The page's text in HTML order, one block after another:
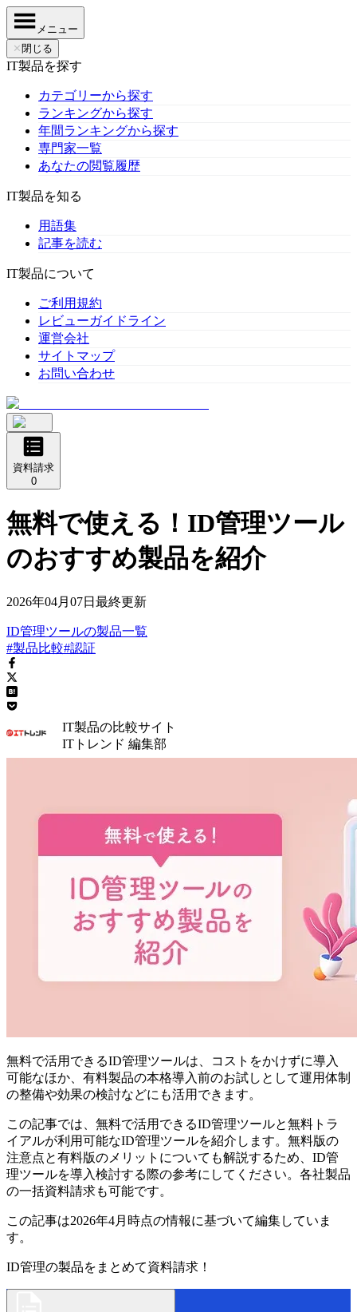
メニュー
✕ 閉じる
IT製品を探す
カテゴリーから探す
ランキングから探す
年間ランキングから探す
専門家一覧
あなたの閲覧履歴
IT製品を知る
用語集
記事を読む
IT製品について
ご利用規約
レビューガイドライン
運営会社
サイトマップ
お問い合わせ
資料請求
0
無料で使える！ID管理ツール
のおすすめ製品を紹介
2026年04月07日 最終更新
ID管理ツールの製品一覧
#製品比較#認証
IT製品の比較サイト
ITトレンド 編集部
無料で活用できるID管理ツールは、コストをかけずに導入
可能なほか、有料製品の本格導入前のお試しとして運用体制
の整備や効果の検討などにも活用できます。
この記事では、無料で活用できるID管理ツールと無料トラ
イアルが利用可能なID管理ツールを紹介します。無料版の
注意点と有料版のメリットについても解説するため、ID管
理ツールを導入検討する際の参考にしてください。各社製品
の一括資料請求も可能です。
この記事は2026年4月時点の情報に基づいて編集していま
す。
ID管理の製品をまとめて資料請求！